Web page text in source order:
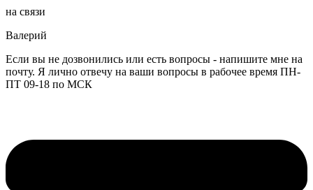
на связи
Валерий
Если вы не дозвонились или есть вопросы - напишите мне на
почту. Я лично отвечу на ваши вопросы в рабочее время ПН-
ПТ 09-18 по МСК